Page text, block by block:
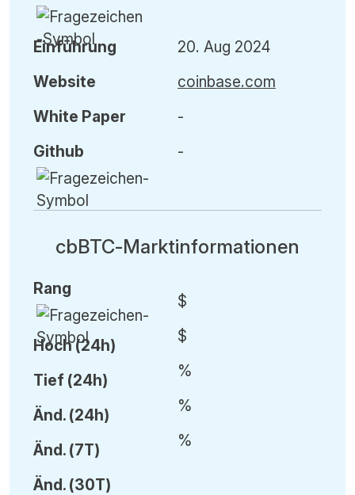
Einführung
Website
White Paper
Github
20. Aug 2024
coinbase.com
-
-
cbBTC-Marktinformationen
Rang
Hoch (24h)
Tief (24h)
Änd. (24h)
Änd. (7T)
Änd. (30T)
$
$
%
%
%